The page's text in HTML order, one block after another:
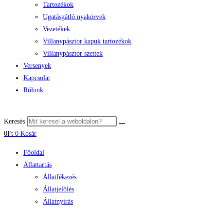
Tartozékok
Ugatásgátló nyakörvek
Vezetékek
Villanypásztor kapuk tartozékok
Villanypásztor szettek
Versenyek
Kapcsolat
Rólunk
Keresés
0Ft 0 Kosár
Főoldal
Állattartás
Állatfékezés
Állatjelölés
Állatnyírás